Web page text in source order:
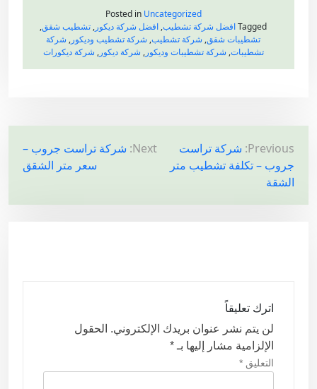
Posted in Uncategorized
Taggedافضل شركة تشطيب, افضل شركة ديكور, تشطيب شقق,
تشطيبات شقق, شركة تشطيب, شركة تشطيب وديكور, شركة
تشطيبات, شركة تشطيبات وديكور, شركة ديكور, شركة ديكورات
ت
ص
فّ
Previous: شركة تراست
جروب – تكلفة تشطيب متر
الشقة
Next: شركة تراست جروب –
سعر متر الشقق
اترك تعليقاً
لن يتم نشر عنوان بريدك الإلكتروني. الحقول
الإلزامية مشار إليها بـ *
التعليق *